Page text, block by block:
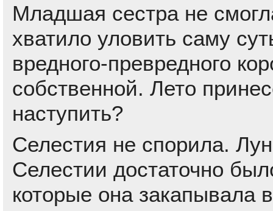
Младшая сестра не
хватило уловить саму
вредного-превредного
собственной. Лето
наступить?
Селестия не спорила.
Селестии достаточно
которые она